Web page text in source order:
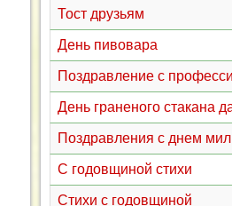
Тост друзьям
День пивовара
Поздравление с
День граненого стакана
Поздравления с днем
С годовщиной стихи
Стихи с годовщиной